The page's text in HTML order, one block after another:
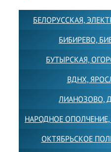
БЕЛОРУССКАЯ,
БИБИРЕВО,
БУТЫРСКАЯ,
ВДНХ,
ЛИАНОЗОВО,
НАРОДНОЕ
ОКТЯБРЬСКОЕ